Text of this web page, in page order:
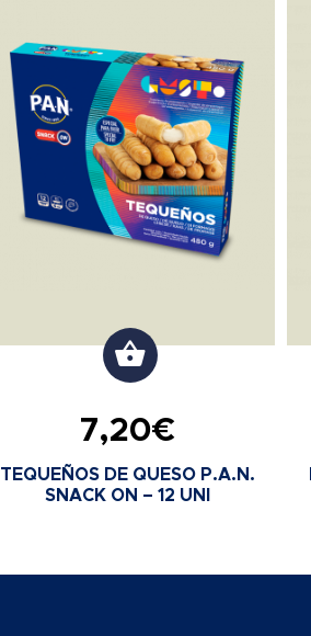
TEQUEÑOS DE QUESO P.A.N.
SNACK ON – 12 UNI
7,20€